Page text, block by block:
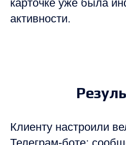
карточке уже была
активности.
Клиенту настроили